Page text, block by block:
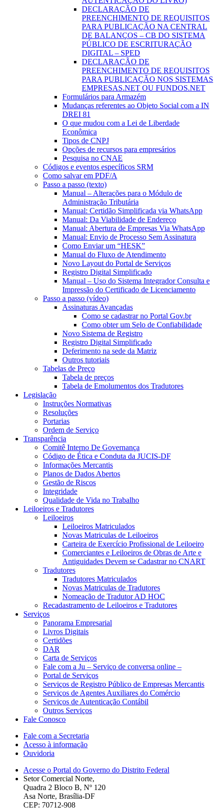
DECLARAÇÃO DE
PREENCHIMENTO DE REQUISITOS
PARA PUBLICAÇÃO NA CENTRAL
DE BALANÇOS – CB DO SISTEMA
PÚBLICO DE ESCRITURAÇÃO
DIGITAL – SPED
DECLARAÇÃO DE
PREENCHIMENTO DE REQUISITOS
PARA PUBLICAÇÃO NOS SISTEMAS
EMPRESAS.NET OU FUNDOS.NET
Formulários para Armazém
Mudanças referentes ao Objeto Social com a IN
DREI 81
O que mudou com a Lei de Liberdade
Econômica
Tipos de CNPJ
Opções de recursos para empresários
Pesquisa no CNAE
Códigos e eventos específicos SRM
Como salvar em PDF/A
Passo a passo (texto)
Manual – Alterações para o Módulo de
Administração Tributária
Manual: Certidão Simplificada via WhatsApp
Manual: Da Viabilidade de Endereço
Manual: Abertura de Empresas Via WhatsApp
Manual: Envio de Processo Sem Assinatura
Como Enviar um “HESK”
Manual do Fluxo de Atendimento
Novo Layout do Portal de Serviços
Registro Digital Simplificado
Manual – Uso do Sistema Integrador Consulta e
Impressão do Certificado de Licenciamento
Passo a passo (vídeo)
Assinaturas Avançadas
Como se cadastrar no Portal Gov.br
Como obter um Selo de Confiabilidade
Novo Sistema de Registro
Registro Digital Simplificado
Deferimento na sede da Matriz
Outros tutoriais
Tabelas de Preço
Tabela de preços
Tabela de Emolumentos dos Tradutores
Legislação
Instruções Normativas
Resoluções
Portarias
Ordem de Serviço
Transparência
Comitê Interno De Governança
Código de Ética e Conduta da JUCIS-DF
Informações Mercantis
Planos de Dados Abertos
Gestão de Riscos
Integridade
Qualidade de Vida no Trabalho
Leiloeiros e Tradutores
Leiloeiros
Leiloeiros Matriculados
Novas Matriculas de Leiloeiros
Carteira de Exercício Profissional de Leiloeiro
Comerciantes e Leiloeiros de Obras de Arte e
Antiguidades Devem se Cadastrar no CNART
Tradutores
Tradutores Matriculados
Novas Matriculas de Tradutores
Nomeação de Tradutor AD HOC
Recadastramento de Leiloeiros e Tradutores
Serviços
Panorama Empresarial
Livros Digitais
Certidões
DAR
Carta de Serviços
Fale com a Ju – Serviço de conversa online –
Portal de Serviços
Serviços de Registro Público de Empresas Mercantis
Serviços de Agentes Auxiliares do Comércio
Serviços de Autenticação Contábil
Outros Serviços
Fale Conosco
Fale com a Secretaria
Acesso à informação
Ouvidoria
Acesse o Portal do Governo do Distrito Federal
Setor Comercial Norte,
Quadra 2 Bloco B, Nº 120
Asa Norte, Brasília-DF
CEP: 70712-908